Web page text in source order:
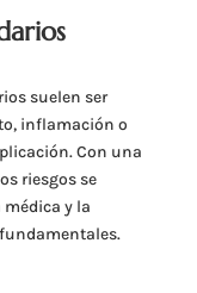
suelen ser
inflamación o
Con una
riesgos se
y la